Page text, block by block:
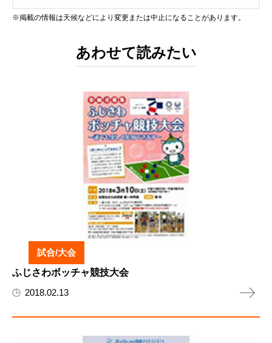
※掲載の情報は天候などにより変更または中止になることがあります。
あわせて読みたい
試合/大会
ふじさわボッチャ競技大会
2018.02.13